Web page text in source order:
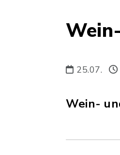
25.07.
Wein-